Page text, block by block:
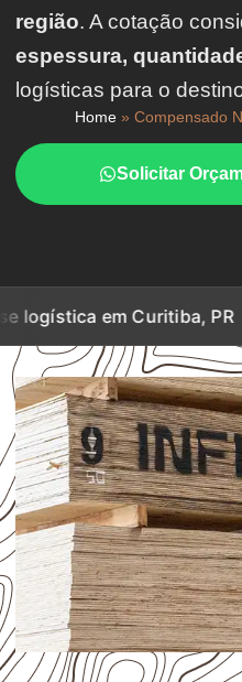
região. A cotação
espessura,
logísticas para o
Home » Compensado
Solicitar
Curitiba, PR Base